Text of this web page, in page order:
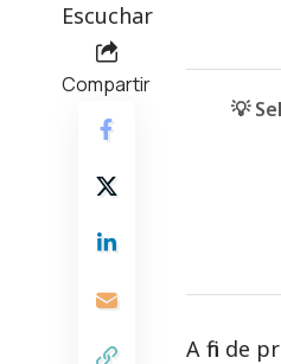
Escuchar
Compartir
💡
A fin de